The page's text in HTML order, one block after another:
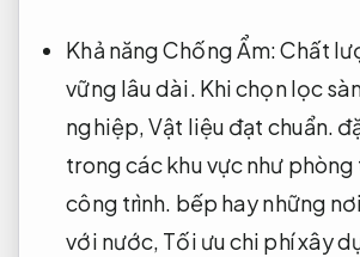
Khả năng Chống Ẩm:Chất
vững lâu dài. Khi chọn lọc
nghiệp,Vật liệu đạt chuẩn.
trong các khu vực như phòng
công trình. bếp hay những
với nước, Tối ưu chi phí xây